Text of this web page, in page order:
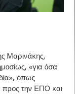
Μαρινάκης,
«για όσα
όπως
προς την ΕΠΟ και